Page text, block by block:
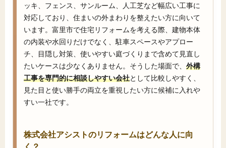
ッキ、フェンス、サンルーム、人工芝など幅広い工事に
対応しており、住まいの外まわりを整えたい方に向いて
います。富里市で住宅リフォームを考える際、建物本体
の内装や水回りだけでなく、駐車スペースやアプロー
チ、目隠し対策、使いやすい庭づくりまで含めて見直し
たいケースは少なくありません。そうした場面で、 外構
工事を専門的に相談しやすい会社として比較しやすく、
見た目と使い勝手の両立を重視したい方に候補に入れや
すい一社です。
株式会社アシストのリフォームはどんな人に向